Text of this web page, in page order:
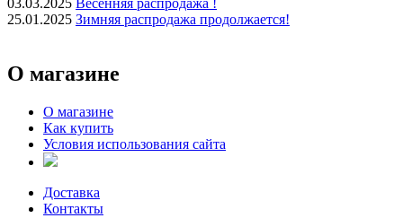
25.01.2025 Зимняя распродажа продолжается!
О магазине
О магазине
Как купить
Условия использования сайта
Доставка
Контакты